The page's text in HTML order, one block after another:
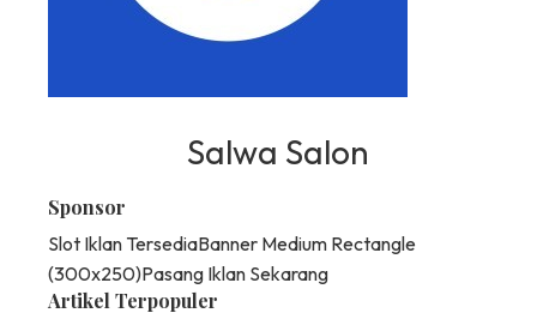
Salwa Salon
Sponsor
Slot Iklan TersediaBanner Medium Rectangle
(300x250)Pasang Iklan Sekarang
Artikel Terpopuler